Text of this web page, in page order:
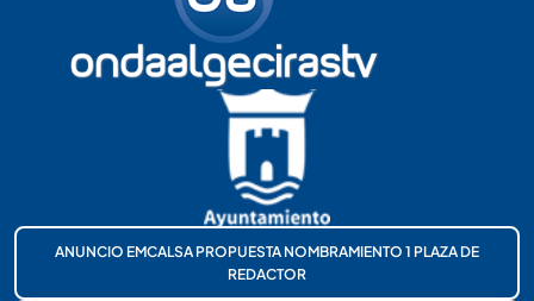
ANUNCIO EMCALSA PROPUESTA NOMBRAMIENTO 1 PLAZA DE
REDACTOR